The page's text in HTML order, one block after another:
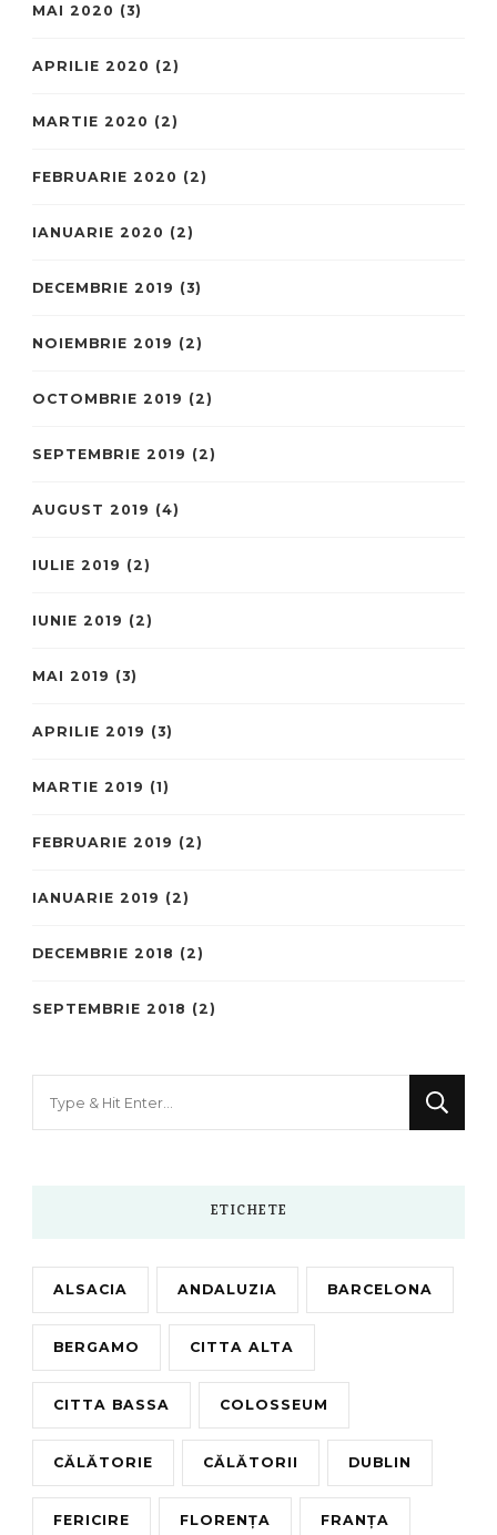
MAI 2020 (3)
APRILIE 2020 (2)
MARTIE 2020 (2)
FEBRUARIE 2020 (2)
IANUARIE 2020 (2)
DECEMBRIE 2019 (3)
NOIEMBRIE 2019 (2)
OCTOMBRIE 2019 (2)
SEPTEMBRIE 2019 (2)
AUGUST 2019 (4)
IULIE 2019 (2)
IUNIE 2019 (2)
MAI 2019 (3)
APRILIE 2019 (3)
MARTIE 2019 (1)
FEBRUARIE 2019 (2)
IANUARIE 2019 (2)
DECEMBRIE 2018 (2)
SEPTEMBRIE 2018 (2)
ETICHETE
ALSACIA ANDALUZIA BARCELONA
BERGAMO CITTA ALTA
CITTA BASSA COLOSSEUM
CĂLĂTORIE CĂLĂTORII DUBLIN
FERICIRE FLORENȚA FRANȚA